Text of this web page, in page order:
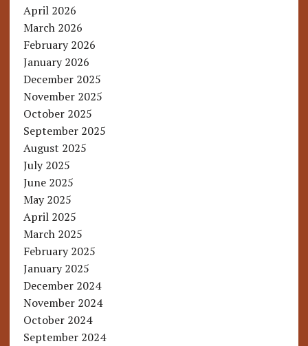
April 2026
March 2026
February 2026
January 2026
December 2025
November 2025
October 2025
September 2025
August 2025
July 2025
June 2025
May 2025
April 2025
March 2025
February 2025
January 2025
December 2024
November 2024
October 2024
September 2024